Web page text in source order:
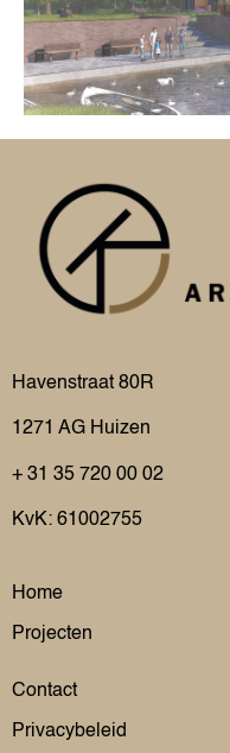
Havenstraat 80R
1271 AG Huizen
+ 31 35 720 00 02
KvK: 61002755
Home
Projecten
Contact
Privacybeleid